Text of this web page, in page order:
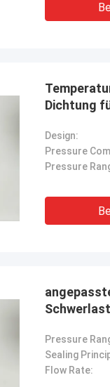
Dichtung
Design:
Pressure
Pressure
Sealing
Flow Rate: